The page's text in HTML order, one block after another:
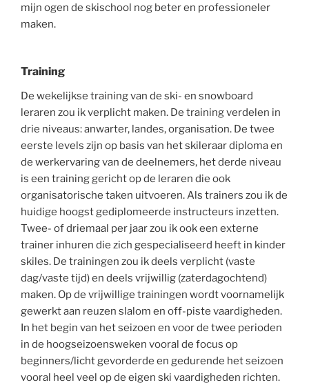
mijn ogen de skischool nog beter en professioneler
maken.
Training
De wekelijkse training van de ski- en snowboard
leraren zou ik verplicht maken. De training verdelen in
drie niveaus: anwarter, landes, organisation. De twee
eerste levels zijn op basis van het skileraar diploma en
de werkervaring van de deelnemers, het derde niveau
is een training gericht op de leraren die ook
organisatorische taken uitvoeren. Als trainers zou ik de
huidige hoogst gediplomeerde instructeurs inzetten.
Twee- of driemaal per jaar zou ik ook een externe
trainer inhuren die zich gespecialiseerd heeft in kinder
skiles. De trainingen zou ik deels verplicht (vaste
dag/vaste tijd) en deels vrijwillig (zaterdagochtend)
maken. Op de vrijwillige trainingen wordt voornamelijk
gewerkt aan reuzen slalom en off-piste vaardigheden.
In het begin van het seizoen en voor de twee perioden
in de hoogseizoensweken vooral de focus op
beginners/licht gevorderde en gedurende het seizoen
vooral heel veel op de eigen ski vaardigheden richten.